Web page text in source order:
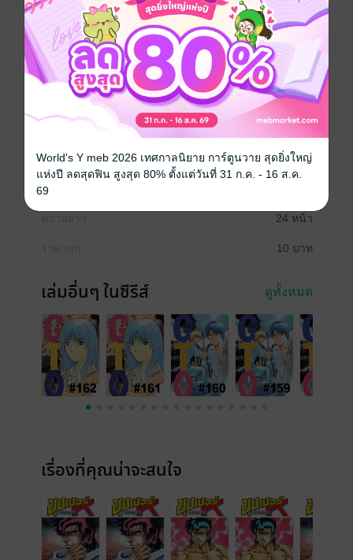
ปริศนาที่เกิดขึ้นกับห้องเรียน ม.3 ห้อง 4 มันคืออะไรกันแน่
นี่คือสิ่งท้าทายที่รอคอยโอนิซึกะอยู่...
การ์ตูนญี่ปุ่น ดรามา ตลก โรงเรียน นักเลง
GTO คุณครูพันธ์หายาก (รายตอน)
ประเภทไฟล์ pdf
วันที่วางขาย
24 หน้า
10 บาท
เล่มอื่นๆ ในซีรีส์ ดูทั้งหมด
เรื่องที่คุณน่าจะสนใจ
World's Y meb 2026 เทศกาลนิยาย การ์ตูนวาย สุดยิ่งใหญ่
แห่งปี ลดสุดฟิน สูงสุด 80% ตั้งแต่วันที่ 31 ก.ค. - 16 ส.ค.
69